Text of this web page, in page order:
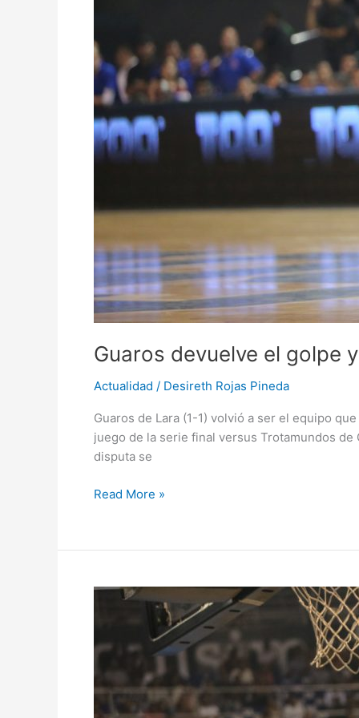
Guaros devuelve el golpe
Actualidad / Desireth Rojas Pineda
Guaros de Lara (1-1) volvió a ser el equipo
juego de la serie final versus Trotamundos de
disputa se
Read More »
Guaros
su
mejor
noche
y